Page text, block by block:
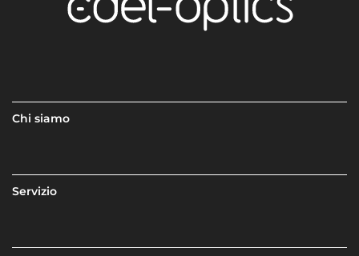
Chi siamo
Servizio